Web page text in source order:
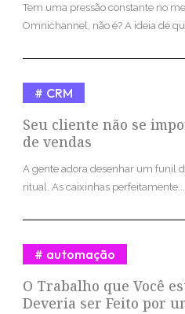
Tem uma pressão constante no
Omnichannel, não é? A ideia de
Seu cliente não se
de vendas
CRM
A gente adora desenhar um funil
ritual. As caixinhas perfeitamente...
O Trabalho que Você
Deveria ser Feito por
automação